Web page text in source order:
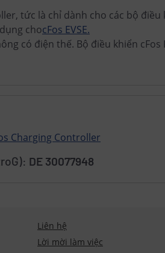
tức là chỉ dành cho các bộ
chocFos EVSE.
có điện thế. Bộ điều khiển
Charging Controller
DE 30077948
Liên hệ
Lời mời làm việc